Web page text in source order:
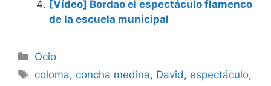
[Vídeo] Bordao el espectáculo flamenco
de la escuela municipal
Categorías
Ocio
Etiquetas
coloma, concha medina, David, espectáculo,